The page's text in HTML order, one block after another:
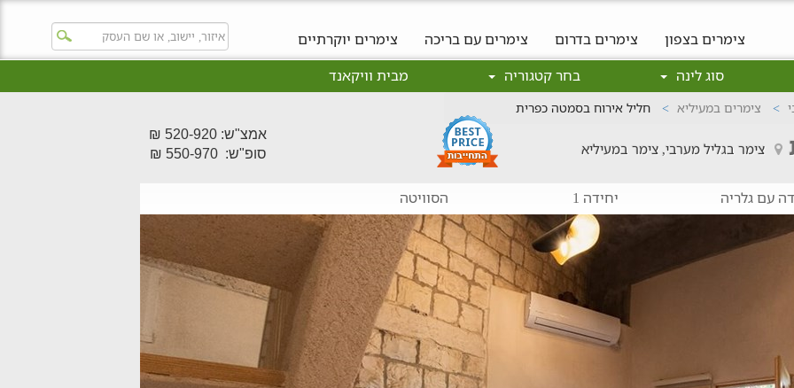
צימרים בצפון צימרים בדרום צימרים עם בריכה
צימרים יוקרתיים
סוג לינה
בחר קטגוריה מבית וויקאנד
צימרים במעיליא חליל אירוח בסמטה כפרית
צימר בגליל מערבי, צימר במעיליא
אמצ"ש: 520-920 ₪
סופ"ש: 550-970 ₪
עם גלריה יחידה 1 הסוויטה